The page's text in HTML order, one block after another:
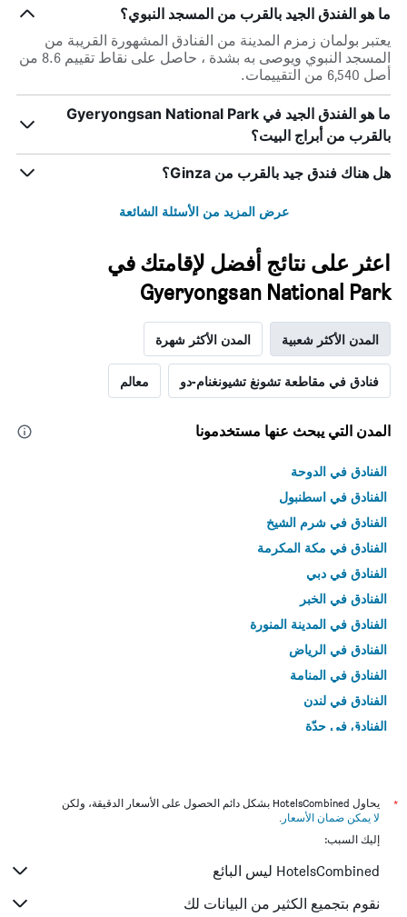
ما هو الفندق الجيد بالقرب من المسجد النبوي؟
يعتبر بولمان زمزم المدينة من الفنادق المشهورة القريبة من
المسجد النبوي ويوصى به بشدة ، حاصل على نقاط تقييم 8.6 من
أصل 6,540 من التقييمات.
ما هو الفندق الجيد في Gyeryongsan National Park
بالقرب من أبراج البيت؟
هل هناك فندق جيد بالقرب من Ginza؟
عرض المزيد من الأسئلة الشائعة
اعثر على نتائج أفضل لإقامتك في
Gyeryongsan National Park
المدن الأكثر شعبية المدن الأكثر شهرة
فنادق في مقاطعة تشونغ تشيونغنام-دو معالم
المدن التي يبحث عنها مستخدمونا
الفنادق في الدوحة
الفنادق في اسطنبول
الفنادق في شرم الشيخ
الفنادق في مكة المكرمة
الفنادق في دبي
الفنادق في الخبر
الفنادق في المدينة المنورة
الفنادق في الرياض
الفنادق في المنامة
الفنادق في لندن
الفنادق في جدّة
*
يحاول HotelsCombined بشكل دائم الحصول على الأسعار الدقيقة، ولكن
لا يمكن ضمان الأسعار .
إليك السبب:
HotelsCombined ليس البائع
نقوم بتجميع الكثير من البيانات لك